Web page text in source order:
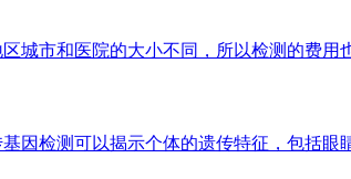
城市和医院的大小不同，所以检测的费
因检测可以揭示个体的遗传特征，包括眼